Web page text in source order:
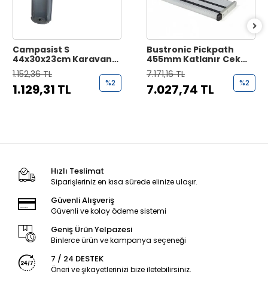
Campasist S
44x30x23cm Karavan
Giriş Basamağı
1.152,36 TL
1.129,31 TL %2
Bustronic Pickpath
455mm Katlanır Çekme
Karavan Basamağı
7.171,16 TL
7.027,74 TL %2
Hızlı Teslimat
Siparişleriniz en kısa sürede elinize ulaşır.
Güvenli Alışveriş
Güvenli ve kolay ödeme sistemi
Geniş Ürün Yelpazesi
Binlerce ürün ve kampanya seçeneği
7 / 24 DESTEK
Öneri ve şikayetlerinizi bize iletebilirsiniz.